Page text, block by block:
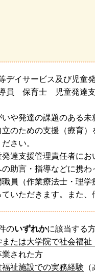
デイサービス及び児童
員 保育士 児童発達支
いや発達の課題のある
立のための支援（療育
さい。
発達支援管理責任者に
の助言・指導などに携
職員（作業療法士・理
ていただきます。また、
のいずれかに該当する
または大学院で社会福祉
業された方
福祉施設での実務経験